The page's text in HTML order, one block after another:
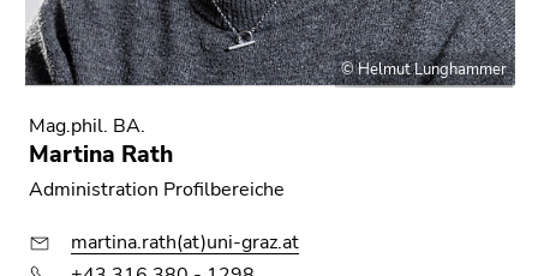
© Helmut Lunghammer
Mag.phil. BA.
Martina Rath
Administration Profilbereiche
martina.rath(at)uni-graz.at